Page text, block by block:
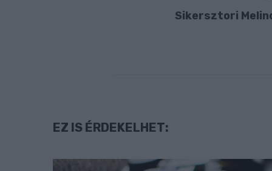
Sikersztori
EZ IS ÉRDEKELHET: